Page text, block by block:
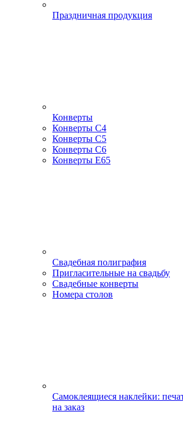
Праздничная продукция
Конверты
Конверты С4
Конверты С5
Конверты С6
Конверты Е65
Свадебная полиграфия
Пригласительные на свадьбу
Свадебные конверты
Номера столов
Самоклеящиеся наклейки:
на заказ